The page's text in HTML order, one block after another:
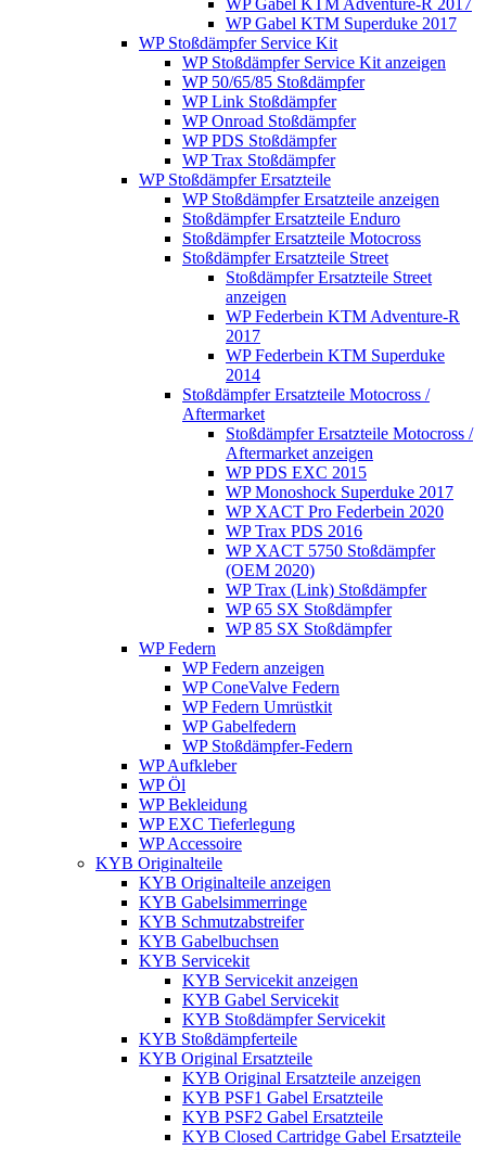
WP Gabel KTM Superduke 2017
WP Stoßdämpfer Service Kit
WP Stoßdämpfer Service Kit anzeigen
WP 50/65/85 Stoßdämpfer
WP Link Stoßdämpfer
WP Onroad Stoßdämpfer
WP PDS Stoßdämpfer
WP Trax Stoßdämpfer
WP Stoßdämpfer Ersatzteile
WP Stoßdämpfer Ersatzteile anzeigen
Stoßdämpfer Ersatzteile Enduro
Stoßdämpfer Ersatzteile Motocross
Stoßdämpfer Ersatzteile Street
Stoßdämpfer Ersatzteile Street
anzeigen
WP Federbein KTM Adventure-R
2017
WP Federbein KTM Superduke
2014
Stoßdämpfer Ersatzteile Motocross /
Aftermarket
Stoßdämpfer Ersatzteile Motocross /
Aftermarket anzeigen
WP PDS EXC 2015
WP Monoshock Superduke 2017
WP XACT Pro Federbein 2020
WP Trax PDS 2016
WP XACT 5750 Stoßdämpfer
(OEM 2020)
WP Trax (Link) Stoßdämpfer
WP 65 SX Stoßdämpfer
WP 85 SX Stoßdämpfer
WP Federn
WP Federn anzeigen
WP ConeValve Federn
WP Federn Umrüstkit
WP Gabelfedern
WP Stoßdämpfer-Federn
WP Aufkleber
WP Öl
WP Bekleidung
WP EXC Tieferlegung
WP Accessoire
KYB Originalteile
KYB Originalteile anzeigen
KYB Gabelsimmerringe
KYB Schmutzabstreifer
KYB Gabelbuchsen
KYB Servicekit
KYB Servicekit anzeigen
KYB Gabel Servicekit
KYB Stoßdämpfer Servicekit
KYB Stoßdämpferteile
KYB Original Ersatzteile
KYB Original Ersatzteile anzeigen
KYB PSF1 Gabel Ersatzteile
KYB PSF2 Gabel Ersatzteile
KYB Closed Cartridge Gabel Ersatzteile